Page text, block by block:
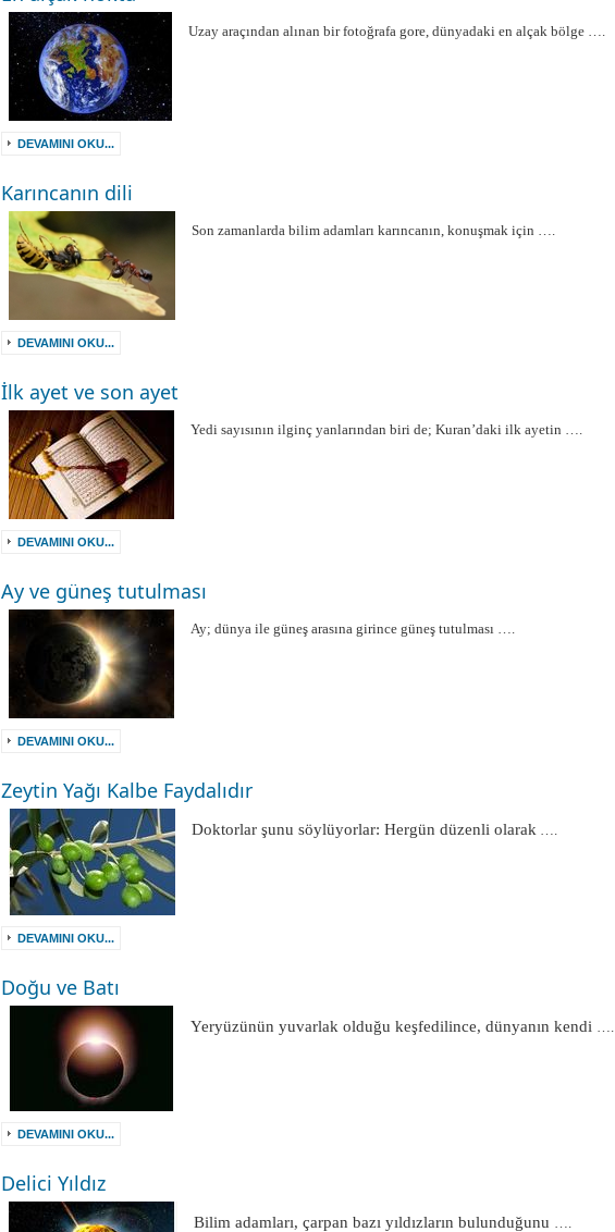
Uzay araçından alınan bir fotoğrafa gore, dünyadaki en alçak bölge ….
DEVAMINI OKU...
Karıncanın dili
Son zamanlarda bilim adamları karıncanın, konuşmak için ….
DEVAMINI OKU...
İlk ayet ve son ayet
Yedi sayısının ilginç yanlarından biri de; Kuran’daki ilk ayetin ….
DEVAMINI OKU...
Ay ve güneş tutulması
Ay; dünya ile güneş arasına girince güneş tutulması ….
DEVAMINI OKU...
Zeytin Yağı Kalbe Faydalıdır
Doktorlar şunu söylüyorlar: Hergün düzenli olarak ….
DEVAMINI OKU...
Doğu ve Batı
Yeryüzünün yuvarlak olduğu keşfedilince, dünyanın kendi ….
DEVAMINI OKU...
Delici Yıldız
Bilim adamları, çarpan bazı yıldızların bulunduğunu ….